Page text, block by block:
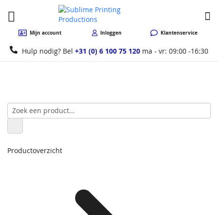
Mijn account Inloggen Klantenservice
Hulp nodig? Bel +31 (0) 6 100 75 120 ma - vr: 09:00 -16:30
Productoverzicht